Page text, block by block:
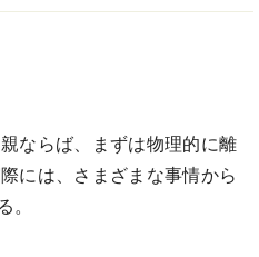
ならば、まずは物理的に離
には、さまざまな事情から
。